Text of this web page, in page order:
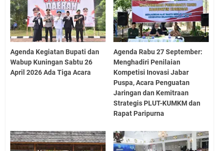
Agenda Kegiatan Bupati dan
Wabup Kuningan Sabtu 26
April 2026 Ada Tiga Acara
Agenda Rabu 27 September:
Menghadiri Penilaian
Kompetisi Inovasi Jabar
Puspa, Acara Penguatan
Jaringan dan Kemitraan
Strategis PLUT-KUMKM dan
Rapat Paripurna